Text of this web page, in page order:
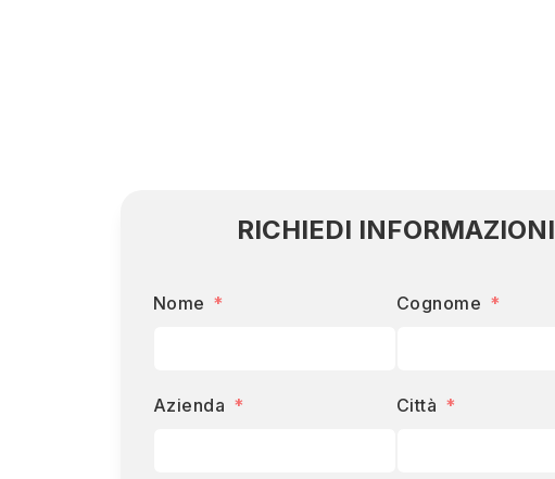
RICHIEDI INFORMAZIONI
Nome Cognome
Azienda Città